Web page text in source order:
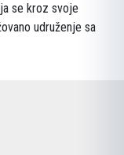
se kroz svoje
udruženje sa